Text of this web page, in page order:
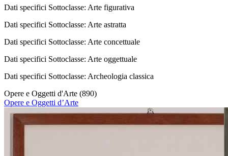
Dati specifici Sottoclasse: Arte figurativa
Dati specifici Sottoclasse: Arte astratta
Dati specifici Sottoclasse: Arte concettuale
Dati specifici Sottoclasse: Arte oggettuale
Dati specifici Sottoclasse: Archeologia classica
Opere e Oggetti d'Arte (890)
Opere e Oggetti d’Arte